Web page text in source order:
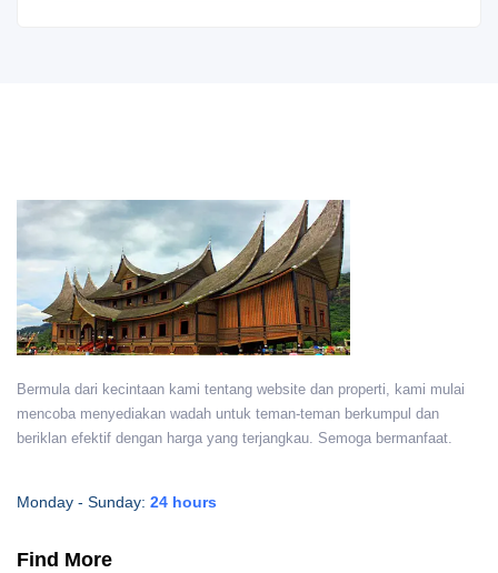
Bermula dari kecintaan kami tentang website dan properti, kami mulai
mencoba menyediakan wadah untuk teman-teman berkumpul dan
beriklan efektif dengan harga yang terjangkau. Semoga bermanfaat.
Monday - Sunday: 24 hours
Find More